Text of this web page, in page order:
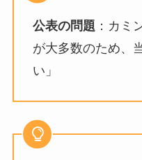
公表の問題 ：カミ
が大多数のため、
い」